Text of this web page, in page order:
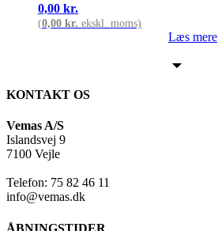
0,00 kr.
(0,00 kr. ekskl. moms)
Læs mere
KONTAKT OS
Vemas A/S
Islandsvej 9
7100 Vejle
Telefon: 75 82 46 11
info@vemas.dk
ÅBNINGSTIDER